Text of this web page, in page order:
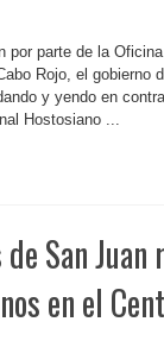
por parte de la
Rojo, el gobierno
y yendo en
Hostosiano ...
San
en el